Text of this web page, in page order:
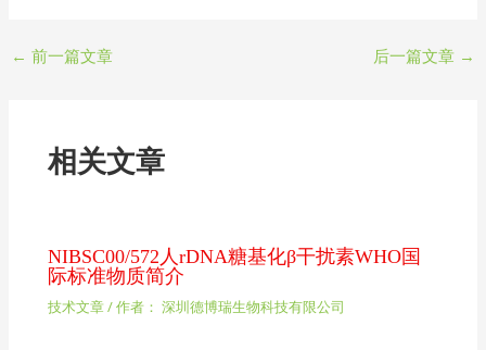
← 前一篇文章 后一篇文章 →
相关文章
NIBSC00/572人rDNA糖基化β干扰素WHO国
际标准物质简介
技术文章/ 作者： 深圳德博瑞生物科技有限公司